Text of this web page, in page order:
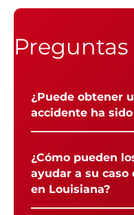
¿Puede obtener
accidente ha
¿Cómo pueden
ayudar a su caso
en Louisiana?